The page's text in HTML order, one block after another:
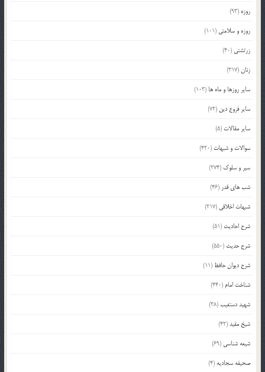
روزه (93)
روزه و سلامتی (101)
زرتشتی (40)
زنان(317)
سایر روزها و ماه ها (103)
سایر فروع دین (72)
سایر مقالات (5)
سوالات و شبهات (420)
سیر و سلوک (274)
شب های قدر (46)
شبهات اخلاقی (217)
شرح احادیث (51)
شرح حدیث (550)
شرح دیوان حافظ (11)
شناخت امام (440)
شهید دستغیب(38)
شیخ مفید(42)
شیعه شناسی (69)
صحیفه سجادیه (4)